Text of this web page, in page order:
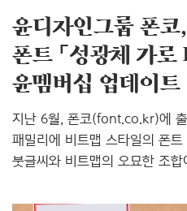
윤디자인그룹 폰
폰트 「성광체 가로
윤멤버십 업데이트
지난 6월, 폰코(font.co.kr)에 출
패밀리에 비트맵 스타일의 폰
붓글씨와 비트맵의 오묘한 조합
가로 Pixel」 폰코에서는 다양